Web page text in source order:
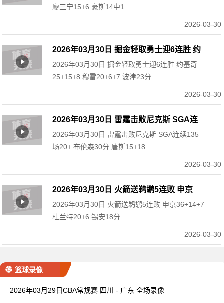
廖三宁15+6 豪斯14中1
2026-03-30
2026年03月30日 掘金轻取勇士迎6连胜 约
基奇25+15+8 穆雷20+6+7 波津23分
2026年03月30日 掘金轻取勇士迎6连胜 约基奇
25+15+8 穆雷20+6+7 波津23分
2026-03-30
2026年03月30日 雷霆击败尼克斯 SGA连
续135场20+ 布伦森30分 唐斯15+18
2026年03月30日 雷霆击败尼克斯 SGA连续135
场20+ 布伦森30分 唐斯15+18
2026-03-30
2026年03月30日 火箭送鹈鹕5连败 申京
36+14+7 杜兰特20+6 锡安18分
2026年03月30日 火箭送鹈鹕5连败 申京36+14+7
杜兰特20+6 锡安18分
2026-03-30
篮球录像
2026年03月29日CBA常规赛 四川 - 广东 全场录像